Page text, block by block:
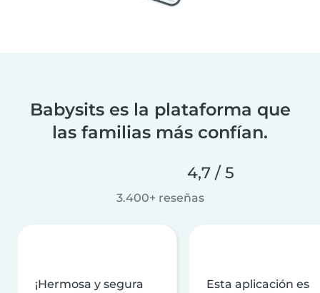
Babysits es la plataforma que
las familias más confían.
4,7 / 5
3.400+ reseñas
¡Hermosa y segura
Esta aplicación es